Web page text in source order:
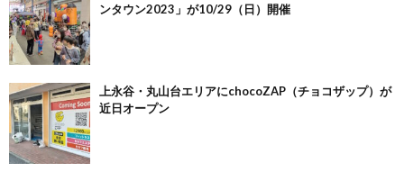
ンタウン2023」が10/29（日）開催
上永谷・丸山台エリアにchocoZAP（チョコザップ）が
近日オープン